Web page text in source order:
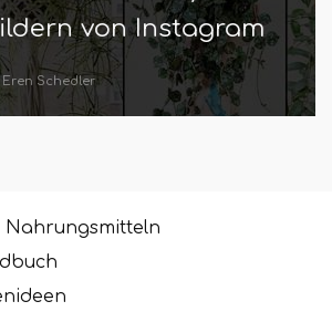
Instagram
Nahrungsmitteln